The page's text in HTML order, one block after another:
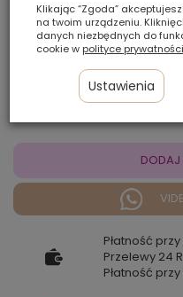
DODAJ
Płatność
Przelewy 24
Płatność
Klikając “Zgoda”
na twoim urządzeniu.
danych niezbędnych do
cookie w polityce prywatności
Ustawienia